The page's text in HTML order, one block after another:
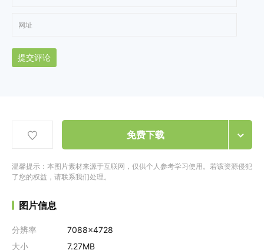
提交评论
免费下载
温馨提示：本图片素材来源于互联网，仅供个人参考学习使用。若该资源侵犯
了您的权益，请联系我们处理。
图片信息
分辨率
7088x4728
大小
7.27MB